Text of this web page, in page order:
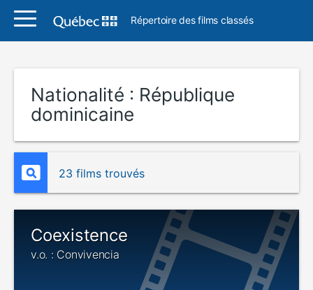
Répertoire des films classés
Nationalité : République
dominicaine
23 films trouvés
Coexistence
v.o. : Convivencia